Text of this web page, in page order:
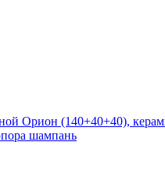
Орион (140+40+40),
шампань